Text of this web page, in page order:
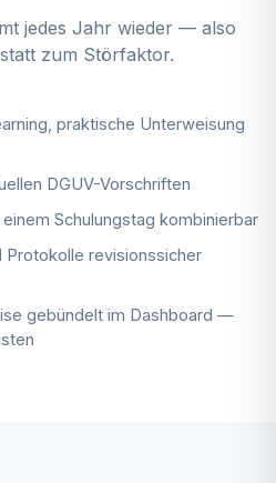
jedes Jahr wieder — also
zum Störfaktor.
praktische Unterweisung
DGUV-Vorschriften
Schulungstag kombinierbar
Protokolle revisionssicher
gebündelt im Dashboard —